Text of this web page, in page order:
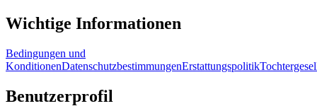
Wichtige Informationen
Bedingungen und
KonditionenDatenschutzbestimmungenErstattungspolitik
Benutzerprofil